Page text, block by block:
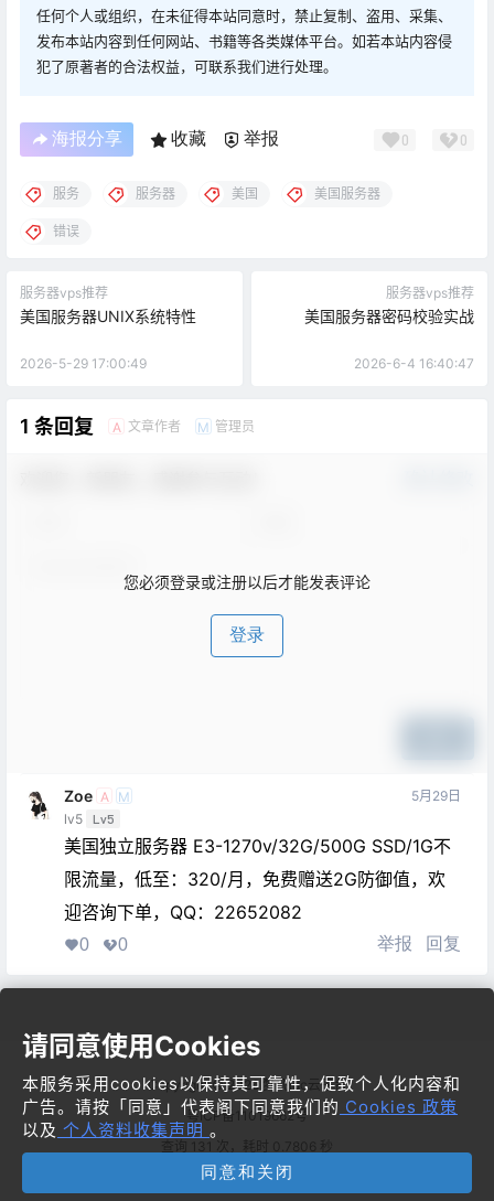
任何个人或组织，在未征得本站同意时，禁止复制、盗用、采集、
发布本站内容到任何网站、书籍等各类媒体平台。如若本站内容侵
犯了原著者的合法权益，可联系我们进行处理。
海报分享 收藏 举报 0 0
服务 服务器 美国 美国服务器
错误
服务器vps推荐
美国服务器UNIX系统特性
2026-5-29 17:00:49
服务器vps推荐
美国服务器密码校验实战
2026-6-4 16:40:47
1 条回复 A 文章作者 M 管理员
您必须登录或注册以后才能发表评论
登录
Zoe A
M
lv5 Lv5
5月29日
美国独立服务器 E3-1270v/32G/500G SSD/1G不
限流量，低至：320/月，免费赠送2G防御值，欢
迎咨询下单，QQ：22652082
0 0 举报 回复
Copyright © 2026梦飞idc云平台
粤ICP备11019662号
查询 131 次，耗时 0.7806 秒
请同意使用Cookies
本服务采用cookies以保持其可靠性，促致个人化内容和
广告。请按「同意」代表阁下同意我们的 Cookies 政策
以及 个人资料收集声明 。
同意和关闭